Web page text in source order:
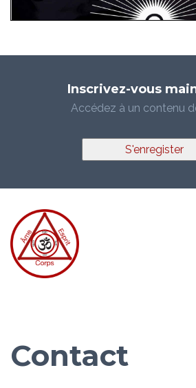
Inscrivez-vous
Accédez à un contenu
S'enregister
Contact